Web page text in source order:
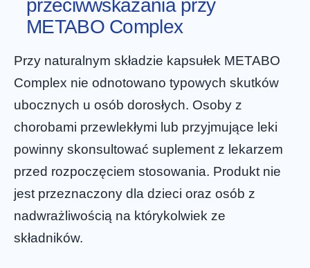
przeciwwskazania przy
METABO Complex
Przy naturalnym składzie kapsułek METABO
Complex nie odnotowano typowych skutków
ubocznych u osób dorosłych. Osoby z
chorobami przewlekłymi lub przyjmujące leki
powinny skonsultować suplement z lekarzem
przed rozpoczęciem stosowania. Produkt nie
jest przeznaczony dla dzieci oraz osób z
nadwrażliwością na którykolwiek ze
składników.